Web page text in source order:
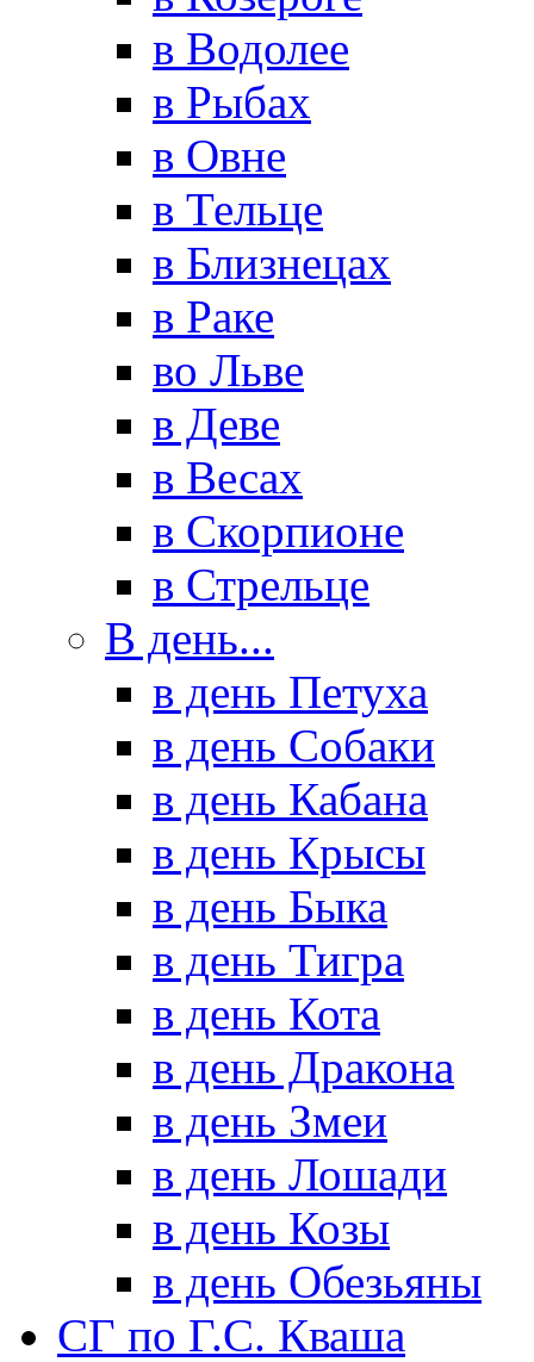
в Водолее
в Рыбах
в Овне
в Тельце
в Близнецах
в Раке
во Льве
в Деве
в Весах
в Скорпионе
в Стрельце
В день...
в день Петуха
в день Собаки
в день Кабана
в день Крысы
в день Быка
в день Тигра
в день Кота
в день Дракона
в день Змеи
в день Лошади
в день Козы
в день Обезьяны
СГ по Г.С. Кваша